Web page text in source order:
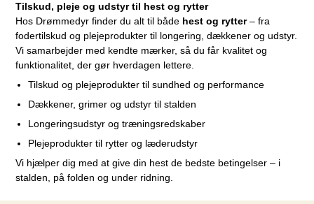
Tilskud, pleje og udstyr til hest og rytter
Hos Drømmedyr finder du alt til både hest og rytter– fra
fodertilskud og plejeprodukter til longering, dækkener og udstyr.
Vi samarbejder med kendte mærker, så du får kvalitet og
funktionalitet, der gør hverdagen lettere.
Tilskud og plejeprodukter til sundhed og performance
Dækkener, grimer og udstyr til stalden
Longeringsudstyr og træningsredskaber
Plejeprodukter til rytter og læderudstyr
Vi hjælper dig med at give din hest de bedste betingelser – i
stalden, på folden og under ridning.